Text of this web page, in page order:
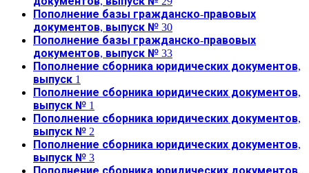
Пополнение базы гражданско-правовых
документов, выпуск № 30
Пополнение базы гражданско-правовых
документов, выпуск № 33
Пополнение сборника юридических документов,
выпуск 1
Пополнение сборника юридических документов,
выпуск № 1
Пополнение сборника юридических документов,
выпуск № 2
Пополнение сборника юридических документов,
выпуск № 3
Пополнение сборника юридических документов,